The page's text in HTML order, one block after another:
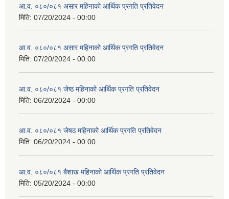
आ.व. ०८०/०८१ असार महिनाको आर्थिक प्रगति प्रतिवेदन
मिति: 07/20/2024 - 00:00
आ.व. ०८०/०८१ असार महिनाको आर्थिक प्रगति प्रतिवेदन
मिति: 07/20/2024 - 00:00
आ.व. ०८०/०८१ जेष्ठ महिनाको आर्थिक प्रगति प्रतिवेदन
मिति: 06/20/2024 - 00:00
आ.व. ०८०/०८१ जेषठ महिनाको आर्थिक प्रगति प्रतिवेदन
मिति: 06/20/2024 - 00:00
आ.व. ०८०/०८१ बैशाख महिनाको आर्थिक प्रगति प्रतिवेदन
मिति: 05/20/2024 - 00:00